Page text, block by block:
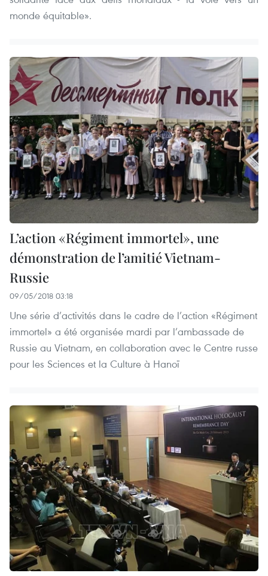
monde équitable».
L’action «Régiment immortel», une
démonstration de l’amitié Vietnam-
Russie
09/05/2018 03:18
Une série d’activités dans le cadre de l’action «Régiment
immortel» a été organisée mardi par l’ambassade de
Russie au Vietnam, en collaboration avec le Centre russe
pour les Sciences et la Culture à Hanoï